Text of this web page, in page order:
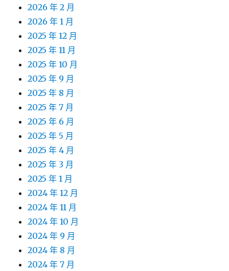
2026 年 2 月
2026 年 1 月
2025 年 12 月
2025 年 11 月
2025 年 10 月
2025 年 9 月
2025 年 8 月
2025 年 7 月
2025 年 6 月
2025 年 5 月
2025 年 4 月
2025 年 3 月
2025 年 1 月
2024 年 12 月
2024 年 11 月
2024 年 10 月
2024 年 9 月
2024 年 8 月
2024 年 7 月